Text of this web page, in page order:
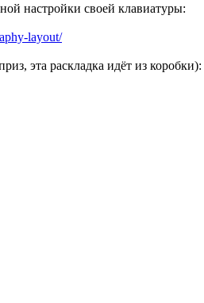
настройки своей клавиатуры:
layout/
эта раскладка идёт из коробки):